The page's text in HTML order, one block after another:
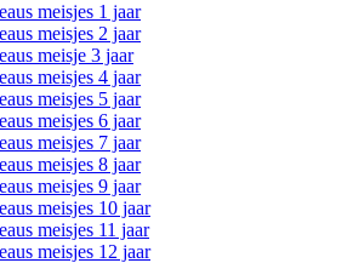
meisjes 1 jaar
meisjes 2 jaar
meisje 3 jaar
meisjes 4 jaar
meisjes 5 jaar
meisjes 6 jaar
meisjes 7 jaar
meisjes 8 jaar
meisjes 9 jaar
meisjes 10 jaar
meisjes 11 jaar
meisjes 12 jaar